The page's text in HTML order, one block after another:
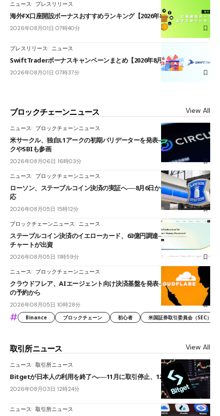
ニュース プレスリリース
海外FX口座開設ボーナスおすすめランキング【2026年8月最新】
2026年08月01日 07時40分
プレスリリース ニュース
SwiftTraderボーナスキャンペーンまとめ【2026年8月最新】
2026年08月01日 07時37分
ブロックチェーンニュース View All
ニュース ブロックチェーンニュース
米サークル、独自L1アークの初期バリデーターを発表――ブラックロッ
クやSBIも参画
2026年08月06日 16時03分
ニュース ブロックチェーンニュース
ローソン、ステーブルコイン決済の実証へ──8月6日からJPYCやUSDC対
応
2026年08月05日 15時12分
ブロックチェーンニュース ニュース
ステーブルコイン決済のイエローカード、63億円調達──ソニーやスタン
チャートが出資
2026年08月05日 11時59分
ニュース ブロックチェーンニュース
クラウドフレア、AIエージェント向け決済基盤を発表──まずハンドル名
の予約から
2026年08月05日 10時28分
# Binance ブロックチェーン 初心者 米国証券取引委員会（SEC）
取引所ニュース View All
ニュース 取引所ニュース
Bitgetが日本人の利用を終了へ──11月に取引停止、12月末に強制決済
2026年08月03日 12時24分
ニュース 取引所ニュース